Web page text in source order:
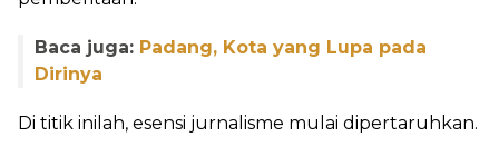
Baca juga: Padang, Kota yang Lupa pada
Dirinya
Di titik inilah, esensi jurnalisme mulai dipertaruhkan.